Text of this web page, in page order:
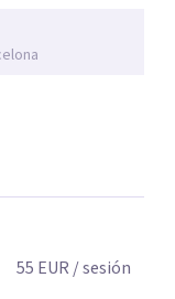
55 EUR / sesión